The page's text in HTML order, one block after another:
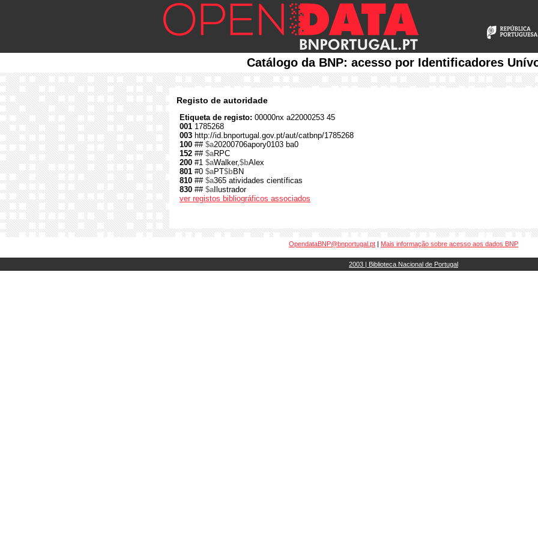
Catálogo da BNP: acesso por Identificadores
Registo de autoridade
Etiqueta de registo: 00000nx a22000253 45
001 1785268
003 http://id.bnportugal.gov.pt/aut/catbnp/1785268
100 ## $a20200706apory0103 ba0
152 ## $aRPC
200 #1 $aWalker,$bAlex
801 #0 $aPT$bBN
810 ## $a365 atividades científicas
830 ## $aIlustrador
ver registos bibliográficos associados
OpendataBNP@bnportugal.pt | Mais informação sobre acesso aos dados BNP
2003 | Biblioteca Nacional de Portugal